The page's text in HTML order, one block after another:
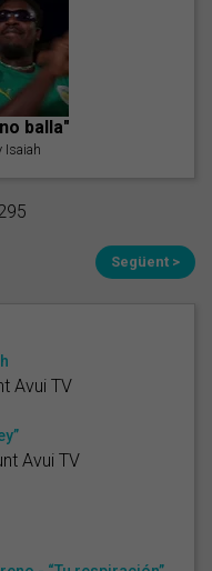
balla"
Isaiah
Següent >
Avui TV
Avui TV